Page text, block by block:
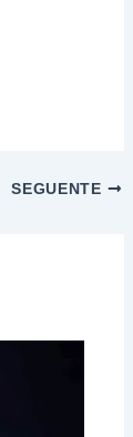
SEGUENTE